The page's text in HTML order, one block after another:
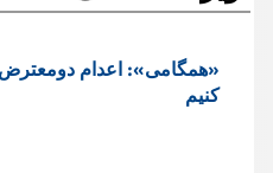
«همگامی»: اعدام
کنیم